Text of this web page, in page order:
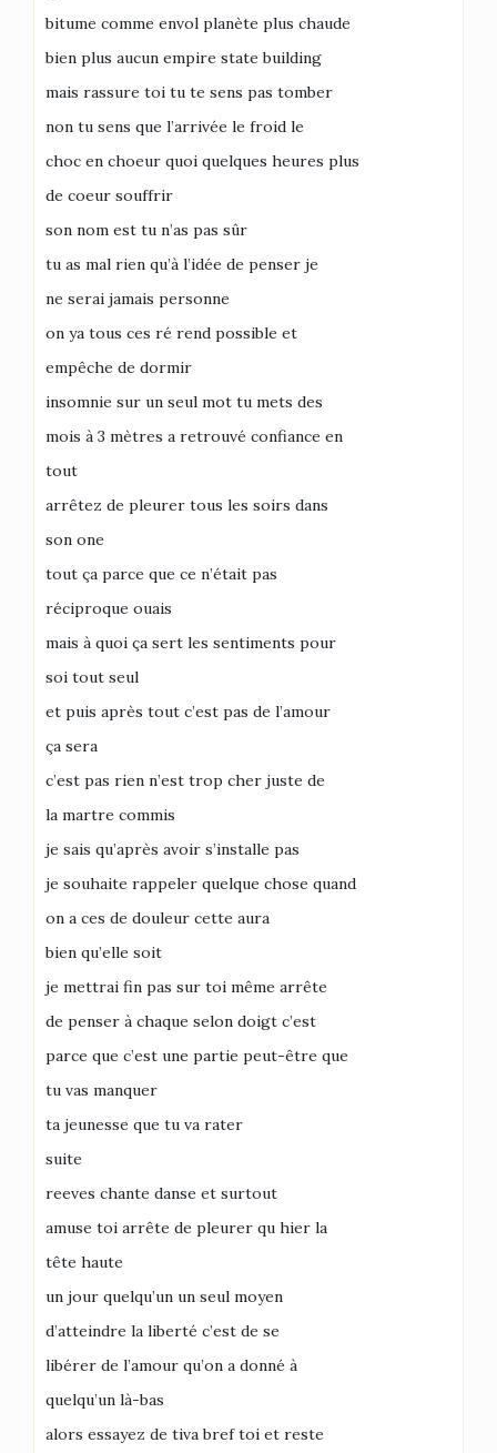
bitume comme envol planète plus chaude
bien plus aucun empire state building
mais rassure toi tu te sens pas tomber
non tu sens que l’arrivée le froid le
choc en choeur quoi quelques heures plus
de coeur souffrir
son nom est tu n’as pas sûr
tu as mal rien qu’à l’idée de penser je
ne serai jamais personne
on ya tous ces ré rend possible et
empêche de dormir
insomnie sur un seul mot tu mets des
mois à 3 mètres a retrouvé confiance en
tout
arrêtez de pleurer tous les soirs dans
son one
tout ça parce que ce n’était pas
réciproque ouais
mais à quoi ça sert les sentiments pour
soi tout seul
et puis après tout c’est pas de l’amour
ça sera
c’est pas rien n’est trop cher juste de
la martre commis
je sais qu’après avoir s’installe pas
je souhaite rappeler quelque chose quand
on a ces de douleur cette aura
bien qu’elle soit
je mettrai fin pas sur toi même arrête
de penser à chaque selon doigt c’est
parce que c’est une partie peut-être que
tu vas manquer
ta jeunesse que tu va rater
suite
reeves chante danse et surtout
amuse toi arrête de pleurer qu hier la
tête haute
un jour quelqu’un un seul moyen
d’atteindre la liberté c’est de se
libérer de l’amour qu’on a donné à
quelqu’un là-bas
alors essayez de tiva bref toi et reste